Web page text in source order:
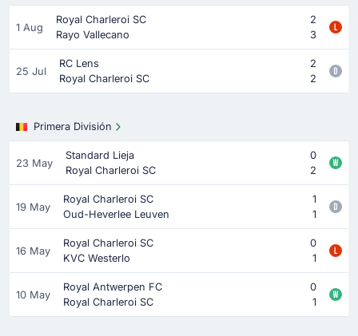
1 Aug
Royal Charleroi SC
2
Rayo Vallecano
3
25 Jul
RC Lens
2
Royal Charleroi SC
2
Primera División
23 May
Standard Lieja
0
Royal Charleroi SC
2
19 May
Royal Charleroi SC
1
Oud-Heverlee Leuven
1
16 May
Royal Charleroi SC
0
KVC Westerlo
1
10 May
Royal Antwerpen FC
0
Royal Charleroi SC
1